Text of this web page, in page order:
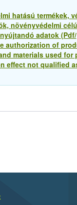
hatású termékek,
növényvédelmi
adatok (Pdf/
authorization of
materials used for
effect not qualified